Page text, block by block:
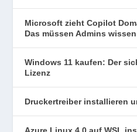
Microsoft zieht Copilot
Das müssen Admins wissen
Windows 11 kaufen: Der
Lizenz
Druckertreiber installieren